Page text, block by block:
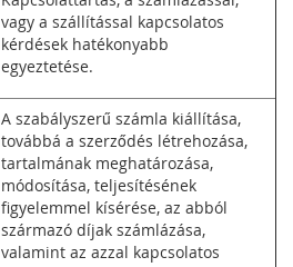
vagy a szállítással kapcsolatos
kérdések hatékonyabb
egyeztetése.
A szabályszerű számla kiállítása,
továbbá a szerződés létrehozása,
tartalmának meghatározása,
módosítása, teljesítésének
figyelemmel kísérése, az abból
származó díjak számlázása,
valamint az azzal kapcsolatos